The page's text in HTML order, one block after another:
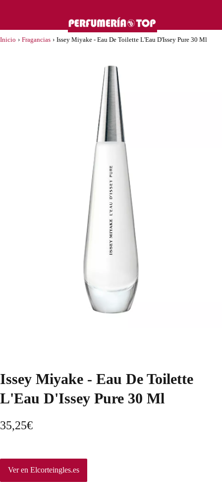
Inicio › Fragancias › Issey Miyake - Eau De Toilette L'Eau D'Issey Pure 30 Ml
Issey Miyake - Eau De Toilette
L'Eau D'Issey Pure 30 Ml
35,25€
Ver en Elcorteingles.es